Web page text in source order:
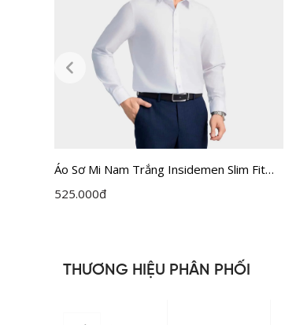
Áo Sơ Mi Nam Trắng Insidemen Slim Fit
ILS158F0H0
525.000đ
THƯƠNG HIỆU PHÂN PHỐI